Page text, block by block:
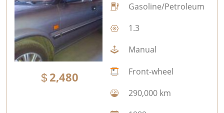
2,480
Gasoline/Petroleum
1.3
Manual
Front-wheel
290,000 km